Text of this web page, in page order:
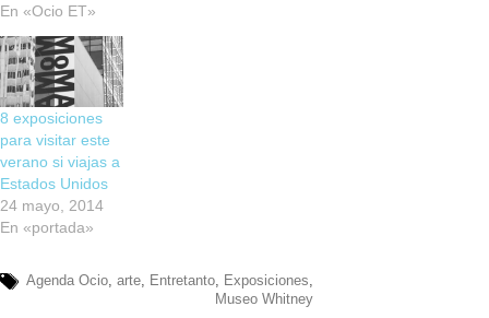
En «Ocio ET»
8 exposiciones
para visitar este
verano si viajas a
Estados Unidos
24 mayo, 2014
En «portada»
Agenda Ocio, arte, Entretanto, Exposiciones
Museo Whitney